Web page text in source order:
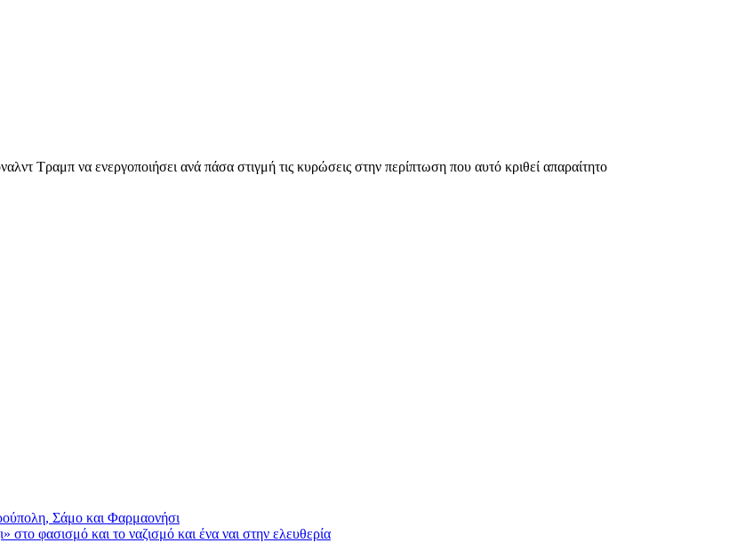
Τραμπ να ενεργοποιήσει ανά πάσα στιγμή τις κυρώσεις στην περίπτωση που αυτό κριθεί απαραίτητο
Σάμο και Φαρμαονήσι
φασισμό και το ναζισμό και ένα ναι στην ελευθερία